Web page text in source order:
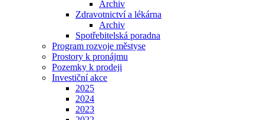
Archiv
Zdravotnictví a lékárna
Archiv
Spotřebitelská poradna
Program rozvoje městyse
Prostory k pronájmu
Pozemky k prodeji
Investiční akce
2025
2024
2023